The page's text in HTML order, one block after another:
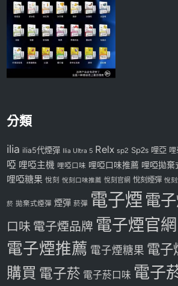
分類
ilia ilia5代煙彈 Ilia Ultra 5 Relx sp2 Sp2s 哩亞 哩
啞 哩啞主機 哩啞口味 哩啞口味推薦 哩啞拋棄
哩啞糖果 悅刻 悅刻口味推薦 悅刻官網 悅刻煙彈 悅
菸 拋棄式煙彈 煙彈 菸彈 電子煙 電
口味 電子煙品牌 電子煙官網
電子煙推薦 電子煙糖果 電子
購買 電子菸 電子菸口味 電子